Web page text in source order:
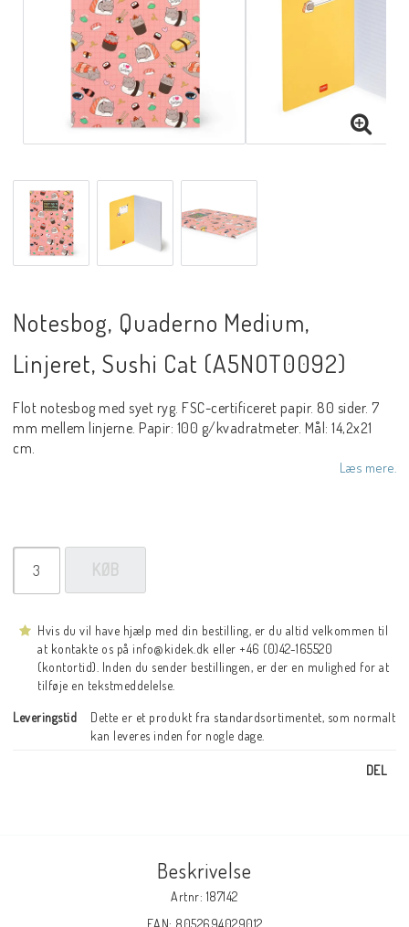
Notesbog, Quaderno Medium,
Linjeret, Sushi Cat (A5NOT0092)
Flot notesbog med syet ryg. FSC-certificeret papir. 80 sider. 7
mm mellem linjerne. Papir: 100 g/kvadratmeter. Mål: 14,2x21
cm.
Læs mere.
KØB
Hvis du vil have hjælp med din bestilling, er du altid velkommen til
at kontakte os på info@kidek.dk eller +46 (0)42-165520
(kontortid). Inden du sender bestillingen, er der en mulighed for at
tilføje en tekstmeddelelse.
Leveringstid
Dette er et produkt fra standardsortimentet, som normalt
kan leveres inden for nogle dage.
DEL
Beskrivelse
Artnr: 187142
EAN: 8052694029012